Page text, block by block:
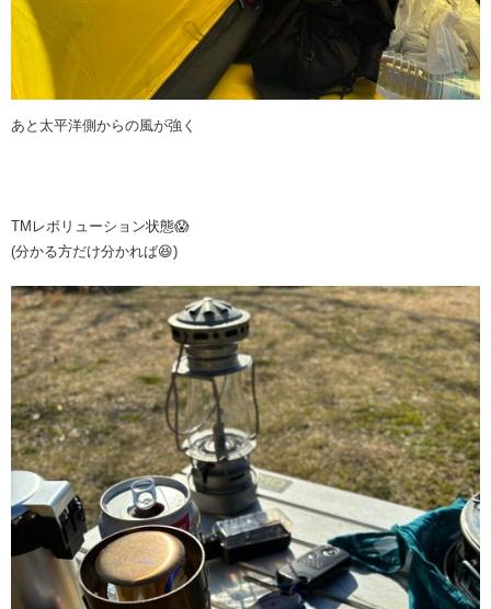
あと太平洋側からの風が強く
TMレボリューション状態😱
(分かる方だけ分かれば😆)